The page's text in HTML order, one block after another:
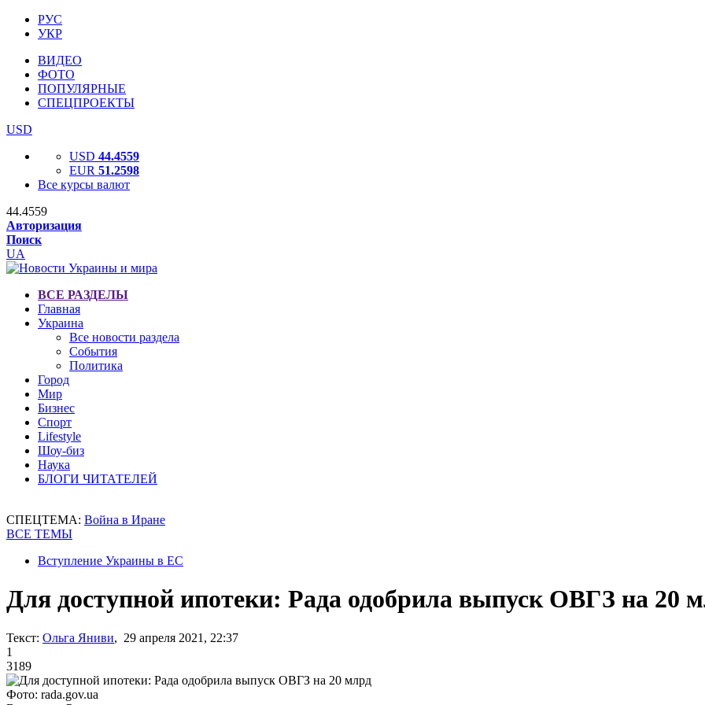
РУС
УКР
ВИДЕО
ФОТО
ПОПУЛЯРНЫЕ
СПЕЦПРОЕКТЫ
USD
USD 44.4559
EUR 51.2598
Все курсы валют
44.4559
Авторизация
Поиск
UA
ВСЕ РАЗДЕЛЫ
Главная
Украина
Все новости раздела
События
Политика
Город
Мир
Бизнес
Спорт
Lifestyle
Шоу-биз
Наука
БЛОГИ ЧИТАТЕЛЕЙ
СПЕЦТЕМА: Война в Иране
ВСЕ ТЕМЫ
Вступление Украины в ЕС
Для доступной ипотеки: Рада одобрила выпуск ОВГЗ на 20
Текст: Ольга Яниви, 29 апреля 2021, 22:37
1
3189
Фото: rada.gov.ua